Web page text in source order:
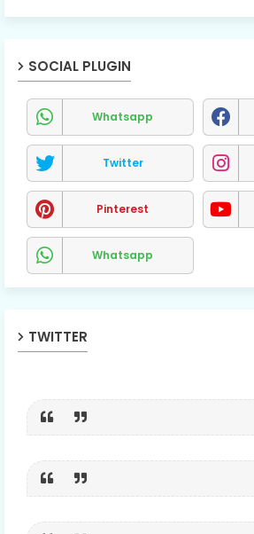
SOCIAL PLUGIN
Whatsapp
Twitter
Pinterest
Whatsapp
TWITTER